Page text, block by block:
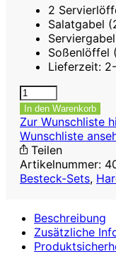
2
Salatgabel
Soßenlöffel
Lieferzeit:
Dessertbesteck-
Set
Ramona,
7-
teilig
Menge
In den Warenkorb
Zur Wunschliste
Wunschliste
Teilen
Artikelnummer:
Besteck-Sets,
Beschreibung
Zusätzliche